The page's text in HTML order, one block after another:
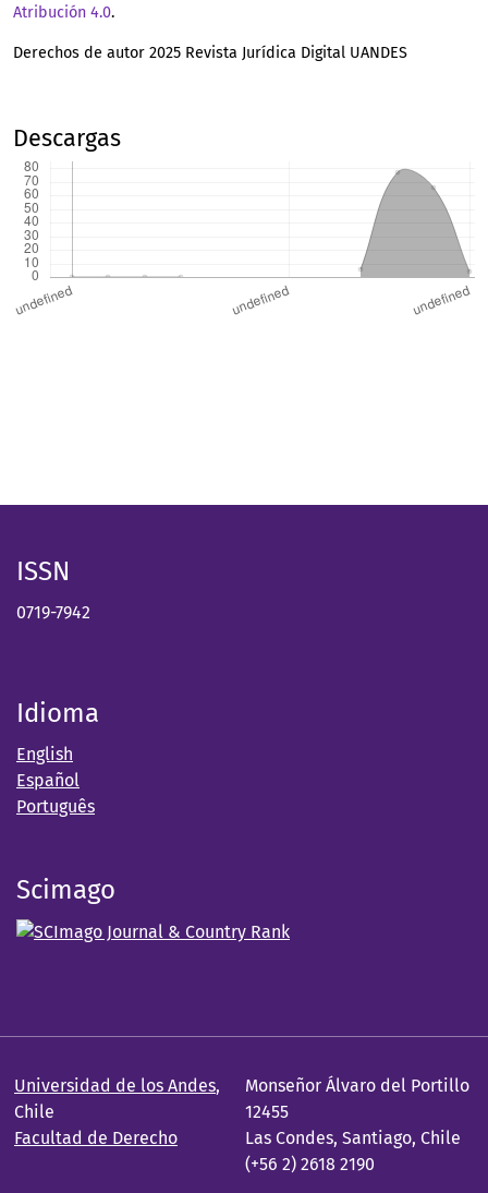
Atribución 4.0.
Derechos de autor 2025 Revista Jurídica Digital UANDES
Descargas
ISSN
0719-7942
Idioma
English
Español
Português
Scimago
Universidad de los Andes,
Chile
Facultad de Derecho
Monseñor Álvaro del Portillo
12455
Las Condes, Santiago, Chile
(+56 2) 2618 2190